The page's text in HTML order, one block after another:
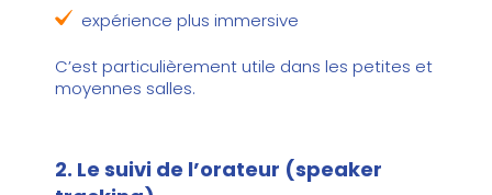
expérience plus immersive
C’est particulièrement utile dans les petites et
moyennes salles.
2. Le suivi de l’orateur (speaker